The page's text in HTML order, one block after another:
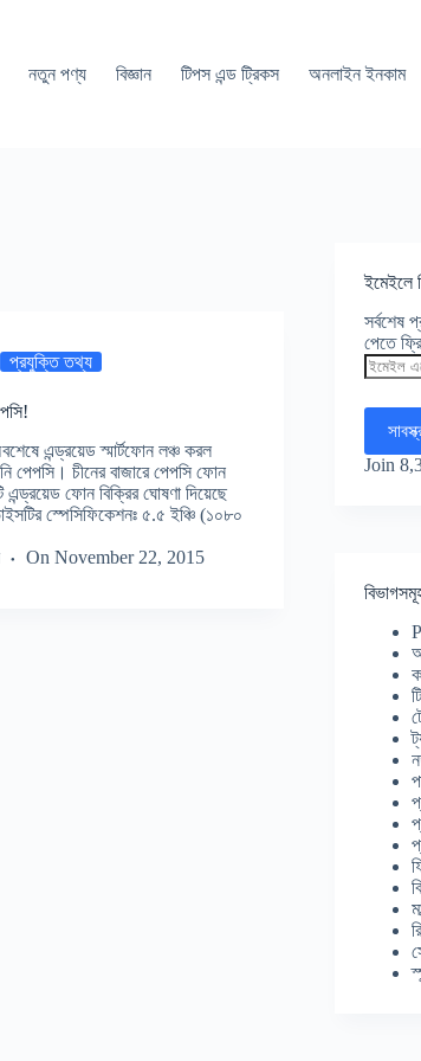
নতুন পণ্য বিজ্ঞান টিপস এন্ড ট্রিকস অনলাইন ইনকাম
প্রযুক্তি তথ্য
এন্ড্রয়েড স্মার্টফোন লঞ্চ করল
পেপসি। চীনের বাজারে পেপসি ফোন
এন্ড্রয়েড ফোন বিক্রির ঘোষণা দিয়েছে
স্পেসিফিকেশনঃ ৫.৫ ইঞ্চি (১০৮০
On November 22, 2015
ইমেইলে
সর্বশেষ
পেতে
ইমেইল
এড্রেস
Join